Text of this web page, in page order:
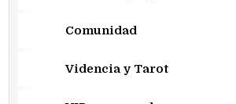
Comunidad
Videncia y Tarot